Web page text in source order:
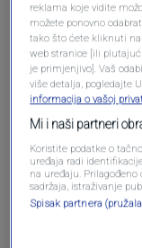
reklama koje vidite
možete ponovno
tako što ćete kliknuti
web stranice [ili
je primjenjivo]. Vaš
više detalja, pogledajte
informacija o vašoj
Mi i naši partneri
Koristite podatke o
uređaja radi
na uređaju. Prilagođeno
sadržaja, istraživanje
Spisak partnera